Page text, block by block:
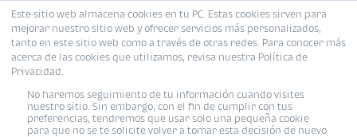
Este sitio web almacena cookies en tu PC. Estas cookies sirven para
mejorar nuestro sitio web y ofrecer servicios más personalizados,
tanto en este sitio web como a través de otras redes. Para conocer más
acerca de las cookies que utilizamos, revisa nuestra Política de
Privacidad.
No haremos seguimiento de tu información cuando visites
nuestro sitio. Sin embargo, con el fin de cumplir con tus
preferencias, tendremos que usar solo una pequeña cookie
para que no se te solicite volver a tomar esta decisión de nuevo.
VESPA